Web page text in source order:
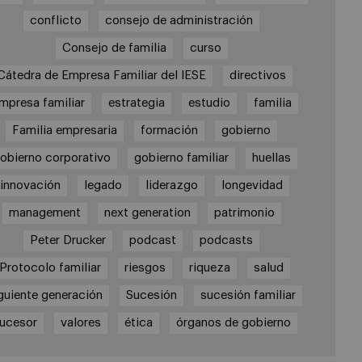
conflicto consejo de administración
Consejo de familia curso
de Empresa Familiar del IESE directivos
familiar estrategia estudio familia
Familia empresaria formación gobierno
corporativo gobierno familiar huellas
innovación legado liderazgo longevidad
management next generation patrimonio
Peter Drucker podcast podcasts
Protocolo familiar riesgos riqueza salud
generación Sucesión sucesión familiar
valores ética órganos de gobierno